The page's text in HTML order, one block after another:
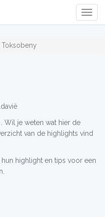
Toksobeny
Wil je weten wat hier de
van de highlights vind
highlight en tips voor een